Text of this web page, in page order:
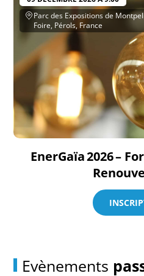
Parc des Expositions de
Foire, Pérols, France
EnerGaïa 2026 –
Evènements